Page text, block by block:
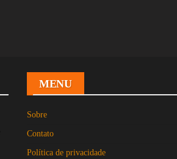
MENU
Sobre
Contato
Política de privacidade